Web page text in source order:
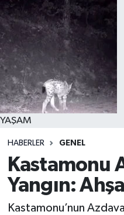
YAŞAM
HABERLER GENEL
Kastamonu
Yangın:
Kastamonu’nun